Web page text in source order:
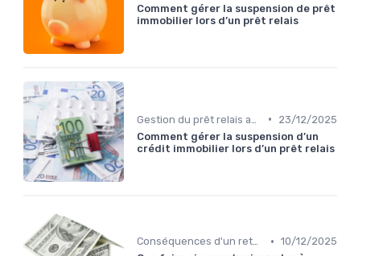
Comment gérer la suspension de prêt
immobilier lors d’un prêt relais
•
23/12/2025
Comment gérer la suspension d’un
crédit immobilier lors d’un prêt relais
Conséquences d'un retard de vente • 10/12/2025